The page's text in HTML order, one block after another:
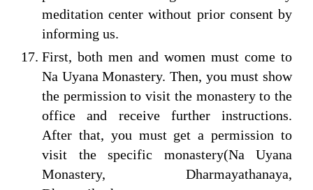
meditation center without prior consent by
informing us.
First, both men and women must come to
Na Uyana Monastery. Then, you must show
the permission to visit the monastery to the
office and receive further instructions.
After that, you must get a permission to
visit the specific monastery(Na Uyana
Monastery, Dharmayathanaya,